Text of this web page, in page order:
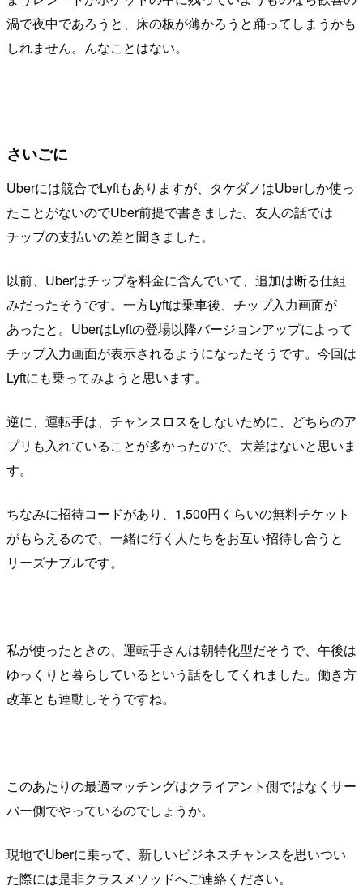
渦で夜中であろうと、床の板が薄かろうと踊ってしまうかも
しれません。んなことはない。
さいごに
Uberには競合でLyftもありますが、タケダノはUberしか使っ
たことがないのでUber前提で書きました。友人の話では
チップの支払いの差と聞きました。
以前、Uberはチップを料金に含んでいて、追加は断る仕組
みだったそうです。一方Lyftは乗車後、チップ入力画面が
あったと。UberはLyftの登場以降バージョンアップによって
チップ入力画面が表示されるようになったそうです。今回は
Lyftにも乗ってみようと思います。
逆に、運転手は、チャンスロスをしないために、どちらのア
プリも入れていることが多かったので、大差はないと思いま
す。
ちなみに招待コードがあり、1,500円くらいの無料チケット
がもらえるので、一緒に行く人たちをお互い招待し合うと
リーズナブルです。
私が使ったときの、運転手さんは朝特化型だそうで、午後は
ゆっくりと暮らしているという話をしてくれました。働き方
改革とも連動しそうですね。
このあたりの最適マッチングはクライアント側ではなくサー
バー側でやっているのでしょうか。
現地でUberに乗って、新しいビジネスチャンスを思いつい
た際には是非クラスメソッドへご連絡ください。